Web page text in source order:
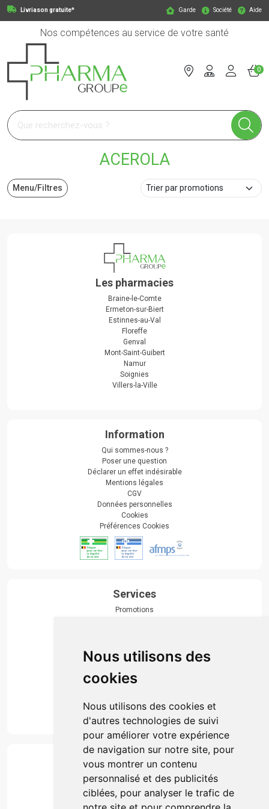
Nous utilisons des
cookies
Nous utilisons des cookies et
d'autres technologies de suivi
pour améliorer votre expérience
de navigation sur notre site, pour
vous montrer un contenu
personnalisé et des publicités
ciblées, pour analyser le trafic de
Livriason gratuite* Garde Société Aide
Nos compétences au service de votre santé
Pharmagroupe Votre pharmacie en ligne à votre service
0
ACEROLA
Menu/Filtres
Les pharmacies
Braine-le-Comte
Ermeton-sur-Biert
Estinnes-au-Val
Floreffe
Genval
Mont-Saint-Guibert
Namur
Soignies
Villers-la-Ville
Information
Qui sommes-nous ?
Poser une question
Déclarer un effet indésirable
Mentions légales
CGV
Données personnelles
Cookies
Préférences Cookies
Services
Promotions
Actualités & conseils
Événements
Marques
Suivez-nous
Paiement
Simple, rapide et 100% sécurisé